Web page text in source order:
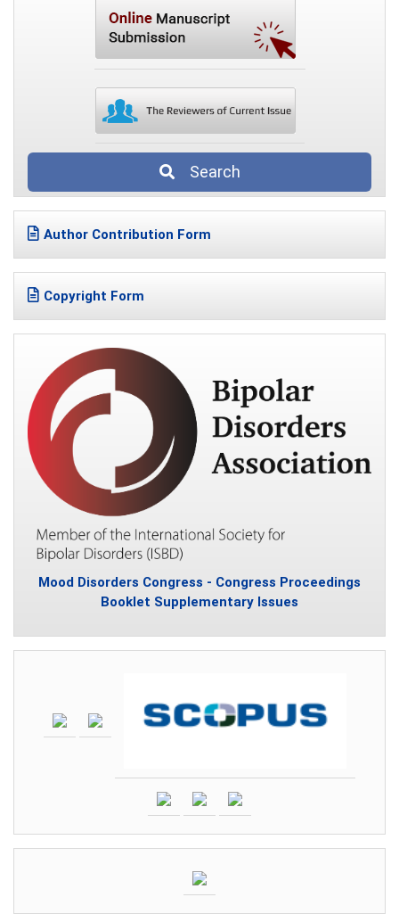
Search
Author Contribution Form
Copyright Form
Mood Disorders Congress - Congress Proceedings
Booklet Supplementary Issues